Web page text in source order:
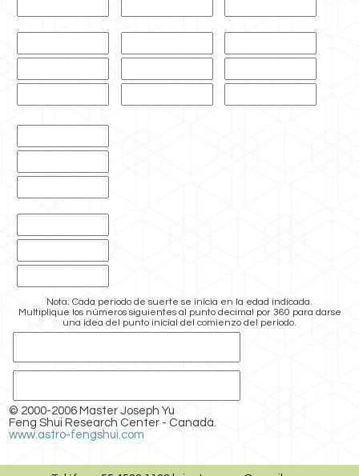
Nota: Cada periodo de suerte se inicia en la edad indicada.
Multiplique los números siguientes al punto decimal por 360 para darse
una idea del punto inicial del comienzo del periodo.
© 2000-2006 Master Joseph Yu
Feng Shui Research Center - Canadá.
www.astro-fengshui.com